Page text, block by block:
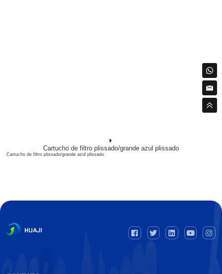
Cartucho de filtro plissado/grande azul plissado
Cartucho de filtro plissado/grande azul plissado